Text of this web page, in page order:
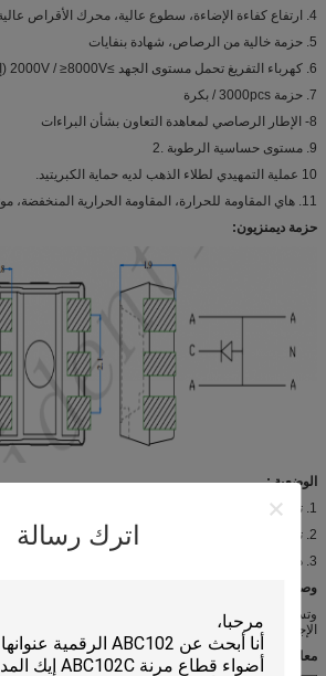
اترك رسالة
4. ارتفاع كفاءة الإضاءة، سطوع عالية، محرك الأقراص عالية الحالية
5. حزمة خالية من الرصاص، شهادة بنفايات
6. كهرباء التفريغ تحمل مستوى الجهد ≥2000V / ≥8000V (إسد جهاز الحماية).
7. حزمة 3000pcs / بكرة
8- الإطار الرصاصي لمعاهدة التعاون بشأن البراءات
9. مستوى حساسية الرطوبة .2
10 عملية التمهيدي لطلاء الذهب لديه حماية الكبريتيد.
11. هاي المقاومة للحرارة، المقاومة الحرارية المنخفضة، موثوقية عالية
حزمة ديمنزيون:
الوضعية :
1. تشمسل ،، درل، مصباح الضباب، عكس مصباح.
2. تسل (الجبهة / الخلفية)
3. درل، مصباح الضباب، عكس مصباح.
وصف :
الإجهاد للسيارات الصف أشباه الموصلات منفصلة، ​​اتبع TS16949.
معامل :